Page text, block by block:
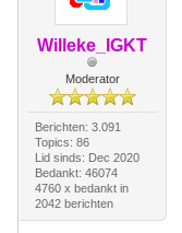
Willeke_IGKT
Moderator
Berichten: 3.091
Topics: 86
Lid sinds: Dec 2020
Bedankt: 46074
4760 x bedankt in
2042 berichten